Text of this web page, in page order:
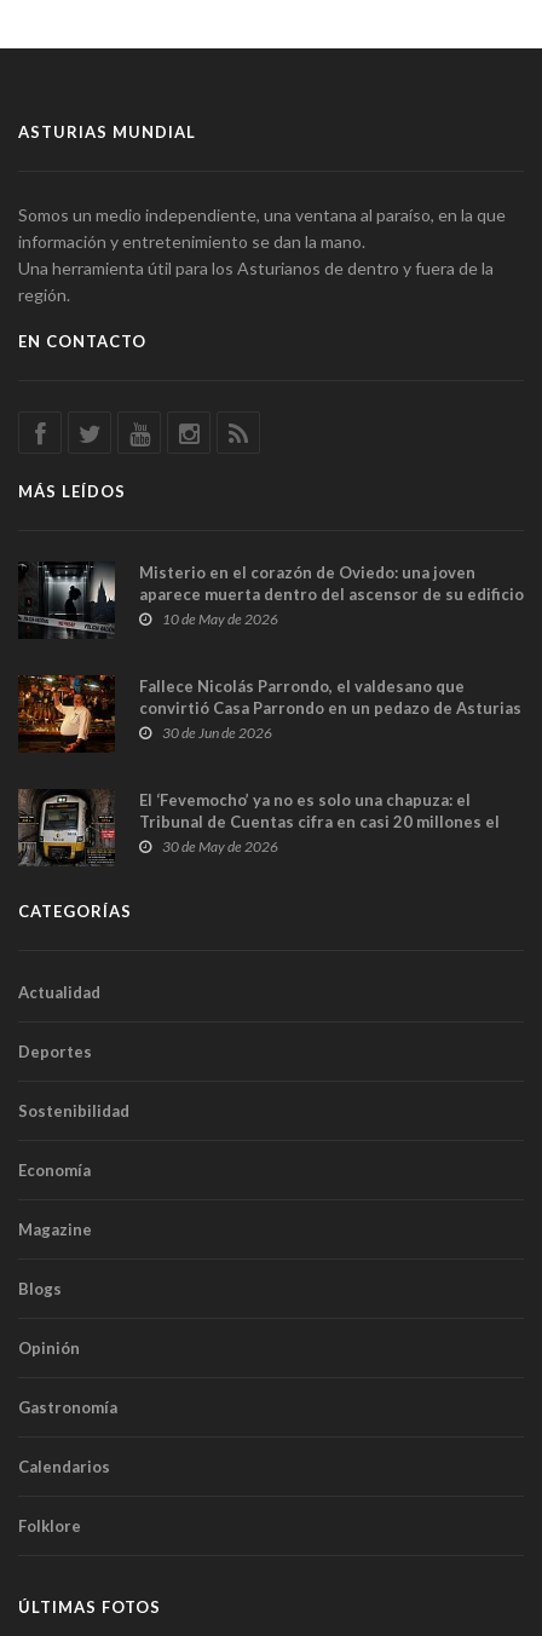
ASTURIAS MUNDIAL
Somos un medio independiente, una ventana al paraíso, en la que
información y entretenimiento se dan la mano.
Una herramienta útil para los Asturianos de dentro y fuera de la
región.
EN CONTACTO
MÁS LEÍDOS
Misterio en el corazón de Oviedo: una joven
aparece muerta dentro del ascensor de su edificio
y las cámaras captan sus últimos minutos
10 de May de 2026
Fallece Nicolás Parrondo, el valdesano que
convirtió Casa Parrondo en un pedazo de Asturias
en Madrid
30 de Jun de 2026
El ‘Fevemocho’ ya no es solo una chapuza: el
Tribunal de Cuentas cifra en casi 20 millones el
sobrecoste de los trenes que no cabían por los
30 de May de 2026
CATEGORÍAS
Actualidad
Deportes
Sostenibilidad
Economía
Magazine
Blogs
Opinión
Gastronomía
Calendarios
Folklore
ÚLTIMAS FOTOS